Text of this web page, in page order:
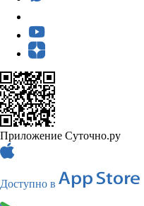
Приложение Суточно.ру
Доступно в